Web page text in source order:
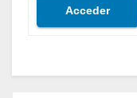
Acceder